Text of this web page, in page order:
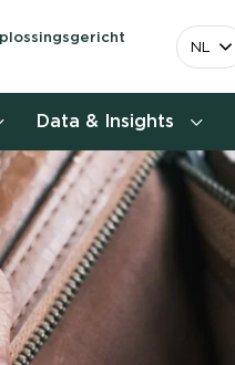
NL
Data & Insights